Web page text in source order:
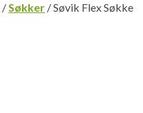
/Søkker / Søvik Flex Søkke